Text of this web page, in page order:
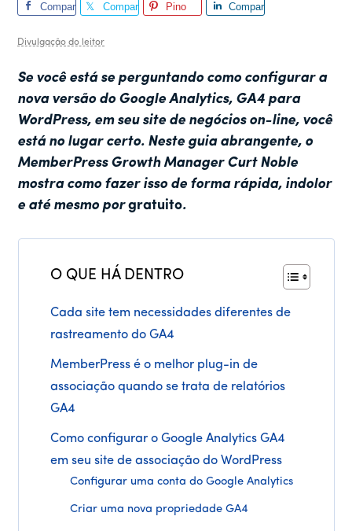
Compar
Compar
Pino
Compar
Divulgação do leitor
Se você está se perguntando como configurar a
nova versão do Google Analytics, GA4 para
WordPress, em seu site de negócios on-line, você
está no lugar certo. Neste guia abrangente, o
MemberPress Growth Manager Curt Noble
mostra como fazer isso de forma rápida, indolor
e até mesmo porgratuito.
O QUE HÁ DENTRO
Cada site tem necessidades diferentes de
rastreamento do GA4
MemberPress é o melhor plug-in de
associação quando se trata de relatórios
GA4
Como configurar o Google Analytics GA4
em seu site de associação do WordPress
Configurar uma conta do Google Analytics
Criar uma nova propriedade GA4